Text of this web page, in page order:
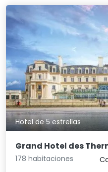
Hotel de 5 estrellas
Grand Hotel des
178 habitaciones